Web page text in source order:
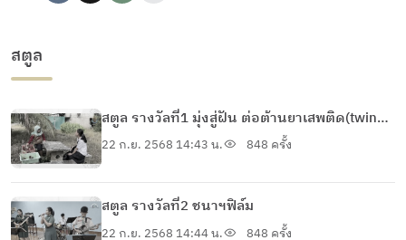
สตูล
สตูล รางวัลที่1 มุ่งสู่ฝัน ต่อต้านยาเสพติด(twinkle
little star)
22 ก.ย. 2568 14:43 น. 848 ครั้ง
สตูล รางวัลที่2 ชนาฯฟิล์ม
22 ก.ย. 2568 14:44 น. 848 ครั้ง